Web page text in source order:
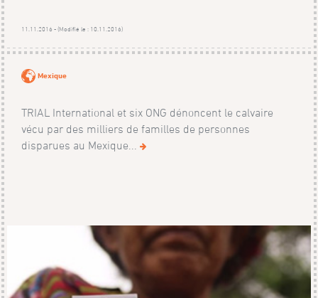
11.11.2016 - (Modifié le : 10.11.2016)
Mexique
TRIAL International et six ONG dénoncent le calvaire
vécu par des milliers de familles de personnes
disparues au Mexique...